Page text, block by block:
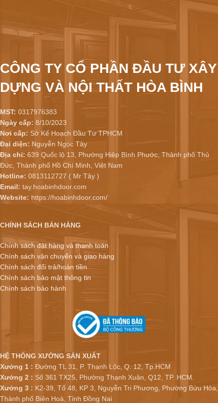
CÔNG TY CỔ PHẦN ĐẦU TƯ XÂY
DỰNG VÀ NỘI THẤT HÒA BÌNH
MST: 0317976383
Ngày cấp: 8/10/2023
Nơi cấp: Sở Kế Hoạch Đầu Tư TPHCM
Đại diện: Nguyễn Ngọc Tây
Địa chỉ: 639 Quốc lộ 13, Phường Hiệp Bình Phước, Thành phố Thủ
Đức, Thành phố Hồ Chí Minh, Việt Nam
Hotline: 0813112727 ( Mr Tây )
Email: tay.hoabinhdoor.com
Website: https://hoabinhdoor.com/
CHÍNH SÁCH BÁN HÀNG
Chính sách đặt hàng và thanh toán
Chính sách vận chuyển và giao hàng
Chính sách đổi trả/hoàn tiền
Chính sách bảo mật thông tin
Chính sách bảo hành
HỆ THỐNG XƯỞNG SẢN XUẤT
Xưởng 1 : Đường TL 31, P. Thạnh Lộc, Q. 12, Tp.HCM
Xưởng 2 : Số 361 TX25, Phường Thạnh Xuân, Q12, TP. HCM.
Xưởng 3 : K2-39, Tổ 48, KP 3, Nguyễn Tri Phương, Phường Bửu Hòa,
Thành phố Biên Hoà, Tỉnh Đồng Nai